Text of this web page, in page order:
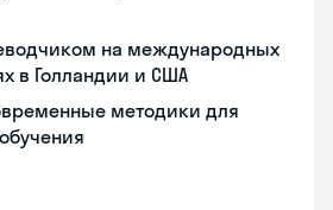
на международных
в Голландии и США
методики для